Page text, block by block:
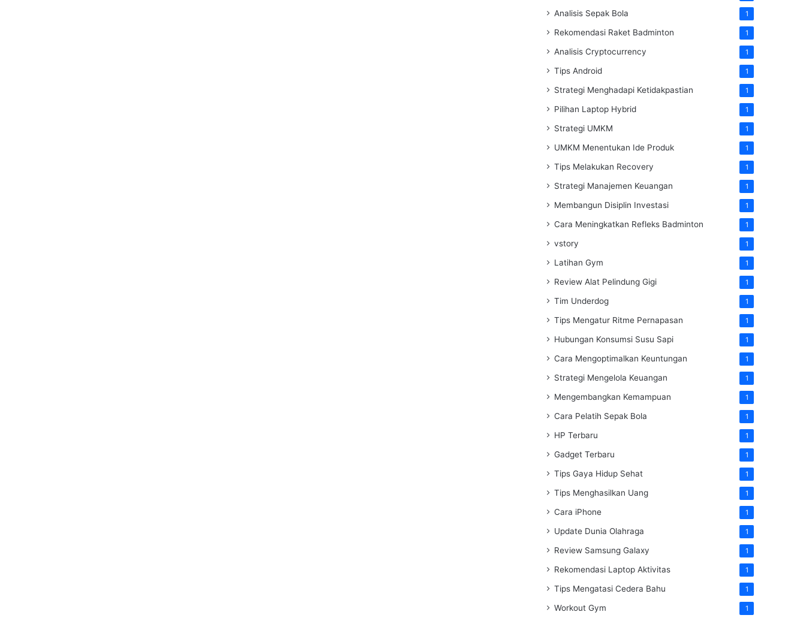
Analisis Sepak Bola 1
Rekomendasi Raket Badminton 1
Analisis Cryptocurrency 1
Tips Android 1
Strategi Menghadapi Ketidakpastian 1
Pilihan Laptop Hybrid 1
Strategi UMKM 1
UMKM Menentukan Ide Produk 1
Tips Melakukan Recovery 1
Strategi Manajemen Keuangan 1
Membangun Disiplin Investasi 1
Cara Meningkatkan Refleks Badminton 1
vstory 1
Latihan Gym 1
Review Alat Pelindung Gigi 1
Tim Underdog 1
Tips Mengatur Ritme Pernapasan 1
Hubungan Konsumsi Susu Sapi 1
Cara Mengoptimalkan Keuntungan 1
Strategi Mengelola Keuangan 1
Mengembangkan Kemampuan 1
Cara Pelatih Sepak Bola 1
HP Terbaru 1
Gadget Terbaru 1
Tips Gaya Hidup Sehat 1
Tips Menghasilkan Uang 1
Cara iPhone 1
Update Dunia Olahraga 1
Review Samsung Galaxy 1
Rekomendasi Laptop Aktivitas 1
Tips Mengatasi Cedera Bahu 1
Workout Gym 1